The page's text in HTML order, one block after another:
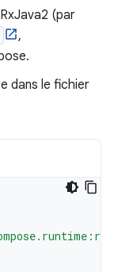
(par
,
dans le fichier